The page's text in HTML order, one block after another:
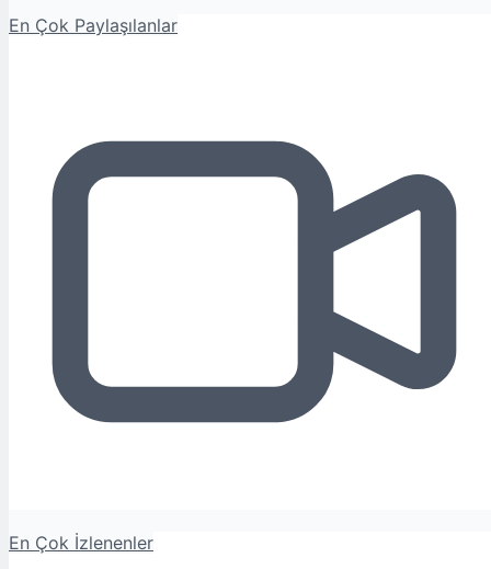
En Çok Paylaşılanlar
En Çok İzlenenler